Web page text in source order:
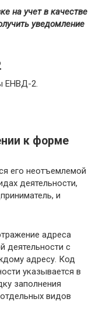
на учет в качестве
уведомление
ЕНВД-2.
к форме
его неотъемлемой
деятельности,
и
адреса
деятельности с
адресу. Код
указывается в
заполнения
видов